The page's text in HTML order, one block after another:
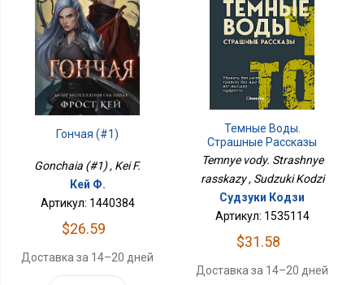
Гончая (#1)
Gonchaia (#1) , Kei F.
Кей Ф.
Артикул: 1440384
$26.59
Доставка за 14–20 дней
Темные Воды.
Страшные Рассказы
Temnye vody. Strashnye
rasskazy , Sudzuki Kodzi
Судзуки Кодзи
Артикул: 1535114
$31.58
Доставка за 14–20 дней